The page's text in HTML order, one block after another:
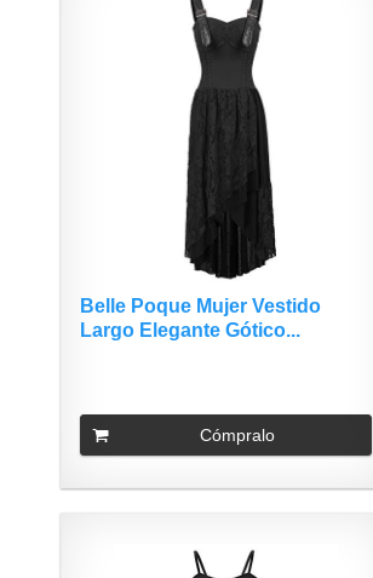
Belle Poque Mujer Vestido
Largo Elegante Gótico...
Cómpralo